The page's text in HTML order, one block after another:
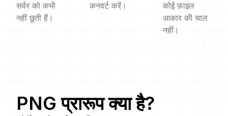
सर्वर को कभी
नहीं छूती हैं।
कनवर्ट करें।
कोई फ़ाइल
आकार की चाल
नहीं।
PNG प्रारूप क्या है?